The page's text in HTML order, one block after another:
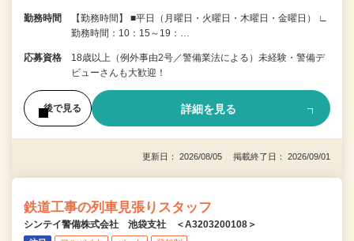
勤務時間
【勤務時間】 ■平日（月曜日・火曜日・木曜日・金曜日） ∟
勤務時間：10：15～19：…
応募資格
18歳以上（例外事由2号／警備業法による）未経験・警備デ
ビューさんも大歓迎！
後で見る 詳細を見る
更新日： 2026/08/05 掲載終了日： 2026/09/01
鉄道工事の列車見張りスタッフ
シンテイ警備株式会社 池袋支社 ＜A3203200108＞